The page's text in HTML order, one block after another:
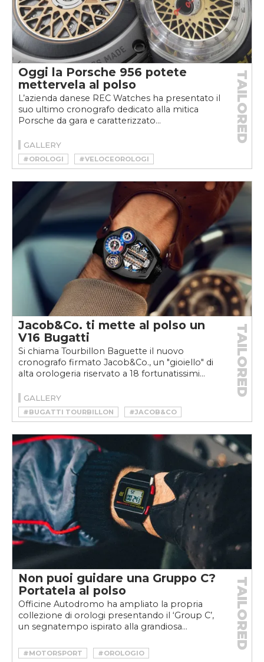
Oggi la Porsche 956 potete
mettervela al polso
L’azienda danese REC Watches ha presentato il
suo ultimo cronografo dedicato alla mitica
Porsche da gara e caratterizzato...
TAILORED
GALLERY
#OROLOGI #VELOCEOROLOGI
Jacob&Co. ti mette al polso un
V16 Bugatti
Si chiama Tourbillon Baguette il nuovo
cronografo firmato Jacob&Co., un "gioiello" di
alta orologeria riservato a 18 fortunatissimi...
TAILORED
GALLERY
#BUGATTI TOURBILLON
#JACOB&CO
#JACOB&CO TOURBILLON BAGUETTE
Non puoi guidare una Gruppo C?
Portatela al polso
Officine Autodromo ha ampliato la propria
collezione di orologi presentando il ‘Group C’,
un segnatempo ispirato alla grandiosa...
TAILORED
#MOTORSPORT
#OROLOGIO